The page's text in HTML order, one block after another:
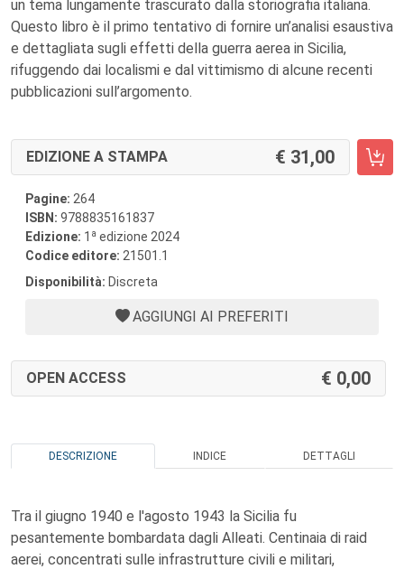
un tema lungamente trascurato dalla storiografia italiana.
Questo libro è il primo tentativo di fornire un’analisi esaustiva
e dettagliata sugli effetti della guerra aerea in Sicilia,
rifuggendo dai localismi e dal vittimismo di alcune recenti
pubblicazioni sull’argomento.
EDIZIONE A STAMPA 31,00
Pagine: 264
ISBN: 9788835161837
Edizione: 1 a edizione 2024
Codice editore: 21501.1
Disponibilità: Discreta
AGGIUNGI AI PREFERITI
OPEN ACCESS 0,00
DESCRIZIONE INDICE DETTAGLI
Tra il giugno 1940 e l'agosto 1943 la Sicilia fu
pesantemente bombardata dagli Alleati. Centinaia di raid
aerei, concentrati sulle infrastrutture civili e militari,